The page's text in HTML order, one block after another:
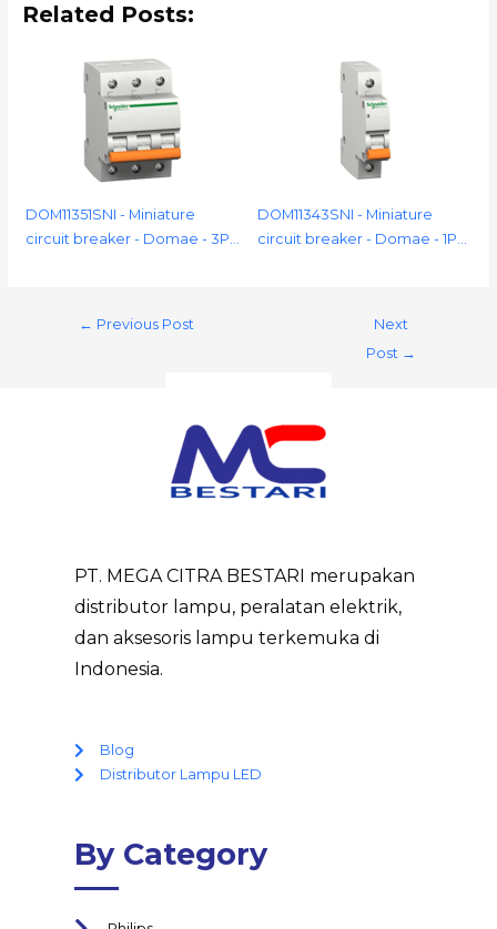
Related Posts:
DOM11351SNI - Miniature
circuit breaker - Domae - 3P…
DOM11343SNI - Miniature
circuit breaker - Domae - 1P…
← Previous Post
Next
Post →
PT. MEGA CITRA BESTARI merupakan
distributor lampu, peralatan elektrik,
dan aksesoris lampu terkemuka di
Indonesia.
Blog
Distributor Lampu LED
By Category